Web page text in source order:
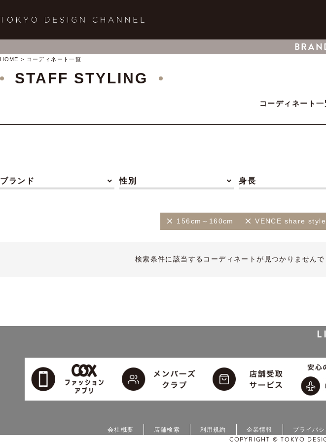
HOME コーディネート一覧
STAFF STYLING
コーディネート一
ブランド 性別 身長
156cm～160cm VENCE share style
検索条件に該当するコーディネートが見つかりません
会社概要 店舗検索 利用規約 企業情報 プライバ
COPYRIGHT © TOKYO